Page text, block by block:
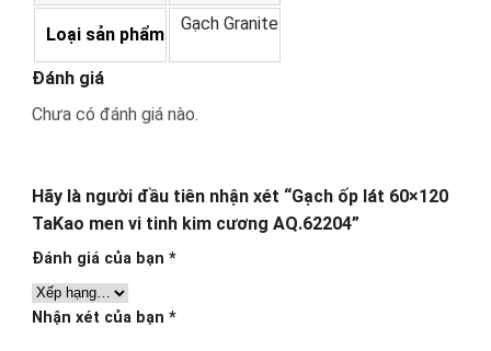
Loại sản phẩm
Gạch Granite
Đánh giá
Chưa có đánh giá nào.
Hãy là người đầu tiên nhận xét “Gạch ốp lát 60×120
TaKao men vi tinh kim cương AQ.62204”
Đánh giá của bạn *
Nhận xét của bạn *